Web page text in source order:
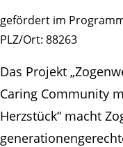
gefördert im
PLZ/Ort: 88263
Das Projekt
Caring Community
Herzstück“ macht